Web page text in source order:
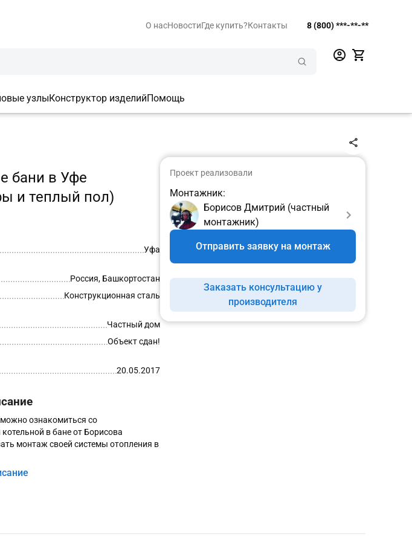
О насНовостиГде купить?Контакты 8 (800) ***-**-**
узлыКонструктор изделийПомощь
бани в Уфе
и теплый пол)
Уфа
Россия, Башкортостан
Конструкционная сталь
Частный дом
Объект сдан!
20.05.2017
ознакомиться со
в бане от Борисова
монтаж своей системы отопления в
Проект реализовали
Монтажник:
Борисов Дмитрий (частный
монтажник)
Отправить заявку на монтаж
Заказать консультацию у
производителя